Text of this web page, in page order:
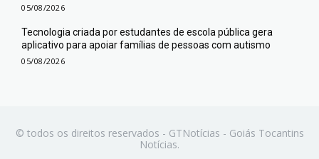
05/08/2026
Tecnologia criada por estudantes de escola pública gera
aplicativo para apoiar famílias de pessoas com autismo
05/08/2026
© todos os direitos reservados - GTNotícias - Goiás Tocantins
Notícias.